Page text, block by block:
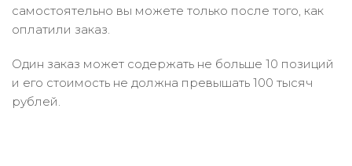
самостоятельно вы можете только после того, как
оплатили заказ.
Один заказ может содержать не больше 10 позиций
и его стоимость не должна превышать 100 тысяч
рублей.